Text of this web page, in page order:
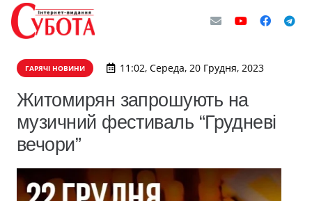
ГАРЯЧІ НОВИНИ 11:02, Середа, 20 Грудня, 2023
Житомирян запрошують на
музичний фестиваль “Грудневі
вечори”